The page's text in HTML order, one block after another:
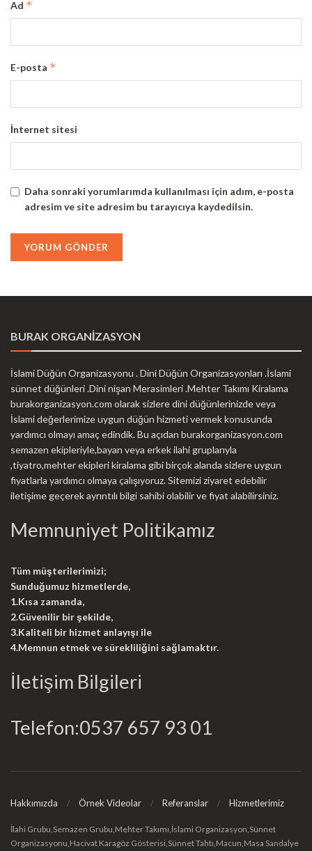
Ad *
E-posta *
İnternet sitesi
Daha sonraki yorumlarımda kullanılması için adım, e-posta
adresim ve site adresim bu tarayıcıya kaydedilsin.
BURAK ORGANİZASYON
İslami Düğün Organizasyonu . Dini Düğün Organizasyonları .İslami
sünnet düğünleri .Dini nişan Merasimleri .Mehter Takımı Kiralama
burakorganizasyon.com olarak sizlere dini düğünlerinizde veya
İslami değerlerimize uygun düğün hizmeti vermek konusunda
yardımcı olmayı amaç edindik. Bu açıdan burakorganizasyon.com
semazen ekipleriyle,bayan veya erkek ilahi gruplarıyla
,tiyatro,mehter ekipleri kiralama gibi birçok alanda sizlere uygun
fiyatlarla yardımcı olmaya çalışıyoruz. Sitemizi ziyaret edebilir
iletişime geçerek ayrıntılı bilgi sahibi olabilir ve fiyat alabilirsiniz.
Memnuniyet Politikamız
Tüm müşterilerimizi;
Sunduğumuz hizmetlerde,
1.Kısa zamanda,
2.Güvenilir bir şekilde,
3.Kaliteli bir hizmet anlayışı ile
4.Memnun etmek ve sürekliliğini sağlamaktır.
İletişim Bilgileri
Telefon:0537 657 93 01
Hakkımızda Örnek Videolar Referanslar Hizmetlerimiz
İlahi Grubu,Semazen Grubu,Mehter Takımı,İslami Organizasyon,Sünnet
Organizasyonu,Hacivat Karagöz Gösterisi,Sünnet Tahtı,Macun,Masa Sandalye